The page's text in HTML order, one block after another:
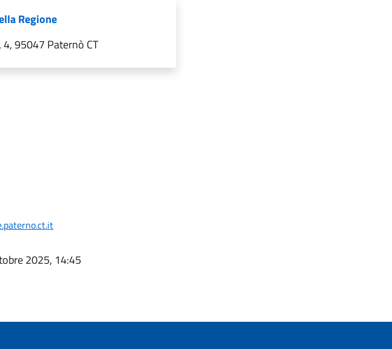
Regione
4, 95047 Paternò CT
2025, 14:45